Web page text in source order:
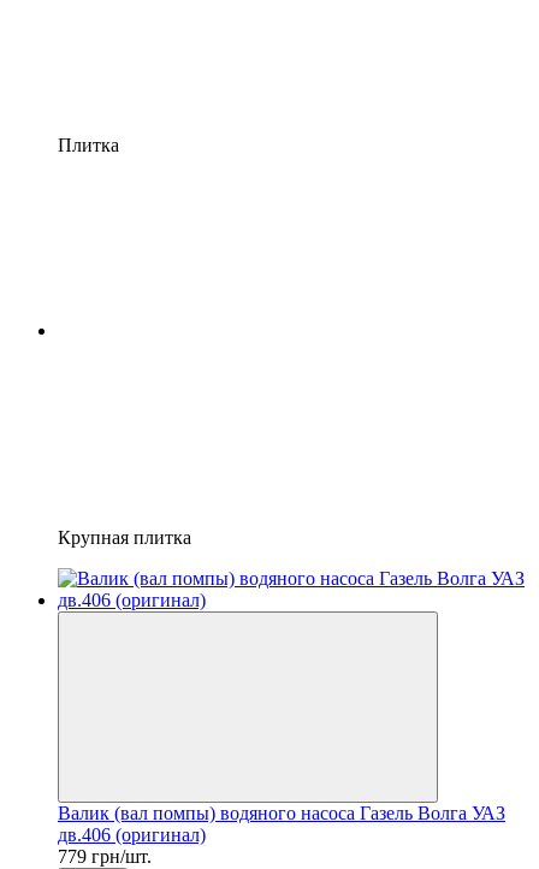
Плитка
Крупная плитка
Валик (вал помпы) водяного насоса Газель Волга УАЗ
дв.406 (оригинал)
779 грн/шт.